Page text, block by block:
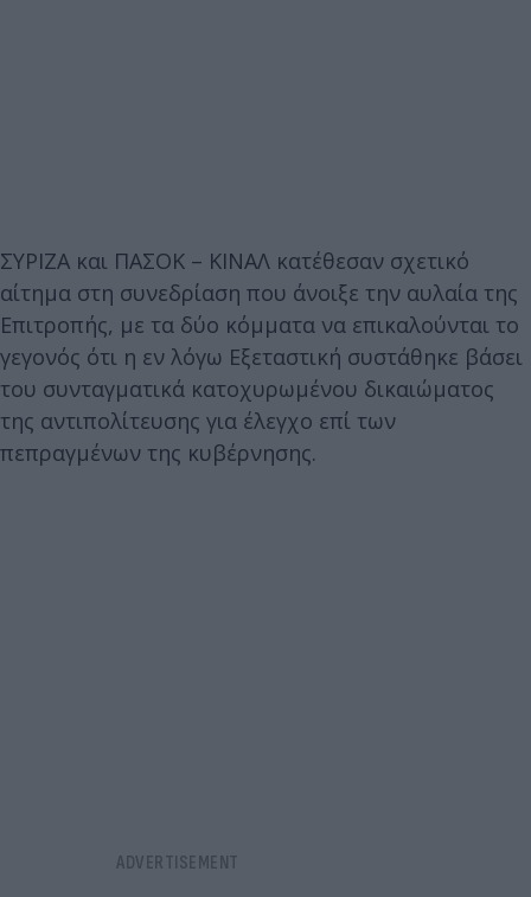
ΣΥΡΙΖΑ και ΠΑΣΟΚ – ΚΙΝΑΛ κατέθεσαν σχετικό
αίτημα στη συνεδρίαση που άνοιξε την αυλαία της
Επιτροπής, με τα δύο κόμματα να επικαλούνται το
γεγονός ότι η εν λόγω Εξεταστική συστάθηκε βάσει
του συνταγματικά κατοχυρωμένου δικαιώματος
της αντιπολίτευσης για έλεγχο επί των
πεπραγμένων της κυβέρνησης.